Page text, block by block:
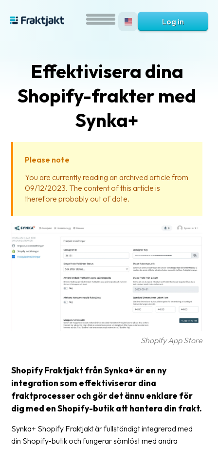
is
Help?
Glossary
Packing
documents
Delivery
terms
Pickups
Downloads
Log in
Effektivisera dina
Shopify-frakter med
Synka+
Please note
You are currently reading an archived article from
09/12/2023. The content of this article is
therefore probably out of date.
Shopify App Store
Shopify Fraktjakt från Synka+ är en ny
integration som effektiviserar dina
fraktprocesser och gör det ännu enklare för
dig med en Shopify-butik att hantera din frakt.
Synka+ Shopify Fraktjakt är fullständigt integrerad med
din Shopify-butik och fungerar sömlöst med andra